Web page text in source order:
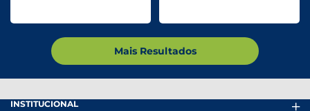
Mais Resultados
INSTITUCIONAL